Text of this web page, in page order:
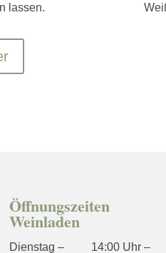
lassen.
Öffnungszeiten
Weinladen
Dienstag – 14:00 Uhr –